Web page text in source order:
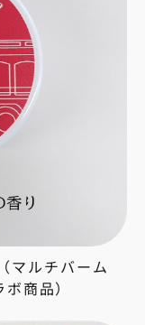
マルチバーム
商品）